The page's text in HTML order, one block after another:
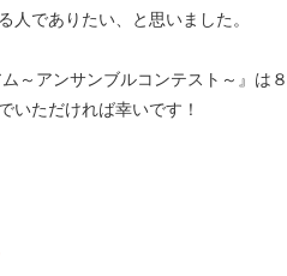
人でありたい、と思いました。
ム～アンサンブルコンテスト～』は
いただければ幸いです！